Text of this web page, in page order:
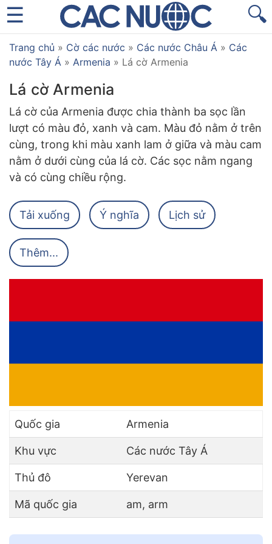
🔍
Trang chủ » Cờ các nước » Các nước Châu Á » Các
nước Tây Á » Armenia » Lá cờ Armenia
Lá cờ Armenia
Lá cờ của Armenia được chia thành ba sọc lần
lượt có màu đỏ, xanh và cam. Màu đỏ nằm ở trên
cùng, trong khi màu xanh lam ở giữa và màu cam
nằm ở dưới cùng của lá cờ. Các sọc nằm ngang
và có cùng chiều rộng.
Tải xuống Ý nghĩa Lịch sử
Thêm...
Quốc gia Armenia
Khu vực Các nước Tây Á
Thủ đô Yerevan
Mã quốc gia am, arm